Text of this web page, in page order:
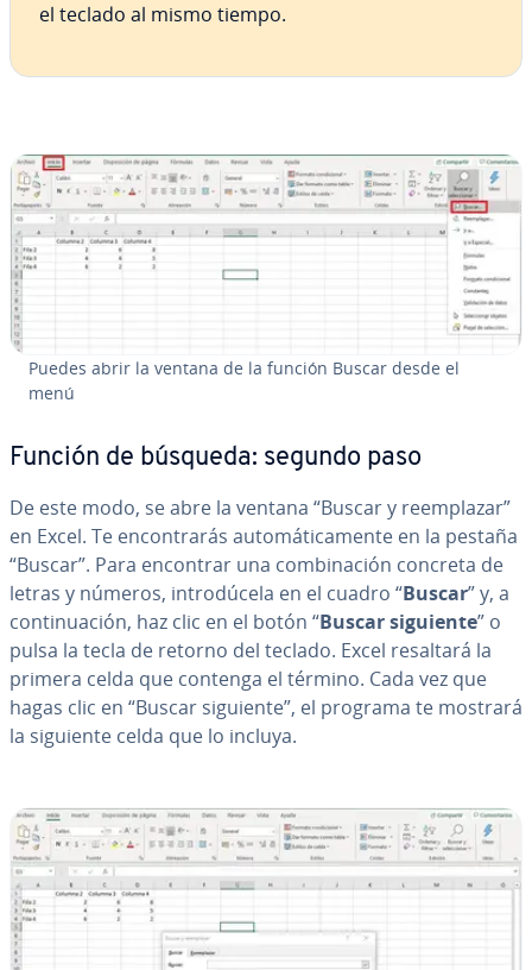
el teclado al mismo tiempo.
Puedes abrir la ventana de la función Buscar desde el
menú
Función de búsqueda: segundo paso
De este modo, se abre la ventana “Buscar y re­em­pla­zar”
en Excel. Te en­co­n­tra­rás au­to­má­ti­ca­me­n­te en la pestaña
“Buscar”. Para encontrar una co­m­bi­na­ción concreta de
letras y números, in­tro­dú­ce­la en el cuadro “Buscar” y, a
co­n­ti­nua­ción, haz clic en el botón “Buscar siguiente” o
pulsa la tecla de retorno del teclado. Excel resaltará la
primera celda que contenga el término. Cada vez que
hagas clic en “Buscar siguiente”, el programa te mostrará
la siguiente celda que lo incluya.